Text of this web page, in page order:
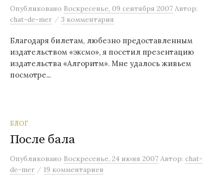
Опубликовано Воскресенье, 09 сентября 2007 Автор:
chat-de-mer / 3 комментария
Благодаря билетам, любезно предоставленным
издательством «эксмо», я посетил презентацию
издательства «Алгоритм». Мне удалось живьем
посмотре...
БЛОГ
После бала
Опубликовано Воскресенье, 24 июня 2007 Автор: chat-
de-mer / 19 комментариев